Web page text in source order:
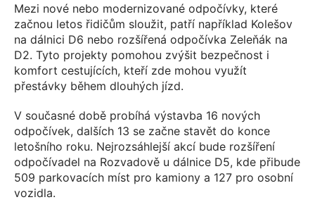
Mezi nové nebo modernizované odpočívky, které
začnou letos řidičům sloužit, patří například Kolešov
na dálnici D6 nebo rozšířená odpočívka Zeleňák na
D2. Tyto projekty pomohou zvýšit bezpečnost i
komfort cestujících, kteří zde mohou využít
přestávky během dlouhých jízd.
V současné době probíhá výstavba 16 nových
odpočívek, dalších 13 se začne stavět do konce
letošního roku. Nejrozsáhlejší akcí bude rozšíření
odpočívadel na Rozvadově u dálnice D5, kde přibude
509 parkovacích míst pro kamiony a 127 pro osobní
vozidla.